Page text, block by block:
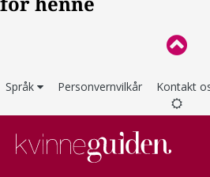
Språk Personvernvilkår Kontakt